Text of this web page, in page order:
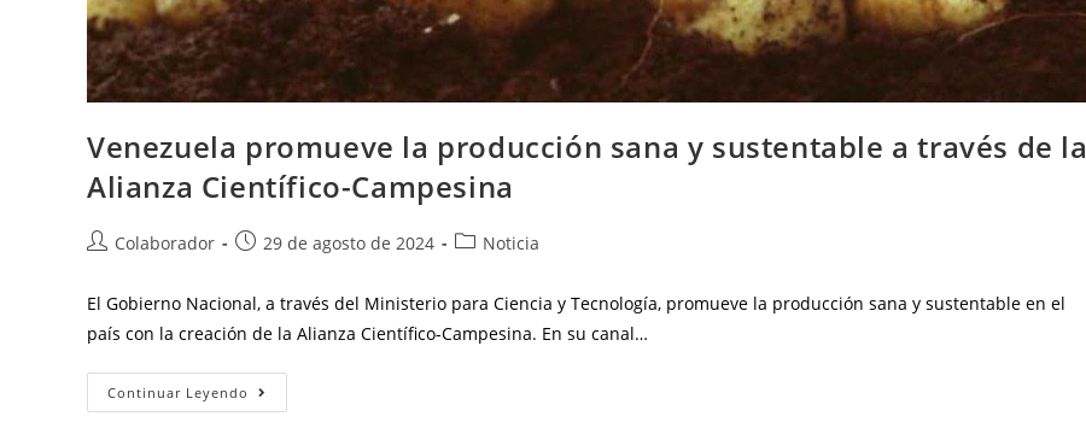
Venezuela promueve la producción sana y sustentable a través de la
Alianza Científico-Campesina
Colaborador 29 de agosto de 2024 Noticia
El Gobierno Nacional, a través del Ministerio para Ciencia y Tecnología, promueve la producción sana y sustentable en el
país con la creación de la Alianza Científico-Campesina. En su canal…
Continuar Leyendo